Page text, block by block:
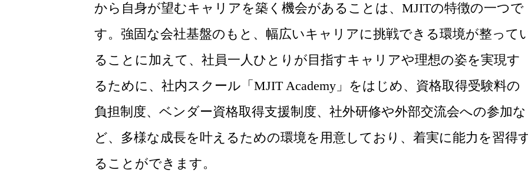
から自身が望むキャリアを築く機会があることは、MJITの特徴の一つで
す。強固な会社基盤のもと、幅広いキャリアに挑戦できる環境が整って
ることに加えて、社員一人ひとりが目指すキャリアや理想の姿を実現す
るために、社内スクール「MJIT Academy」をはじめ、資格取得受験料の
負担制度、ベンダー資格取得支援制度、社外研修や外部交流会への参加な
ど、多様な成長を叶えるための環境を用意しており、着実に能力を習得
ることができます。